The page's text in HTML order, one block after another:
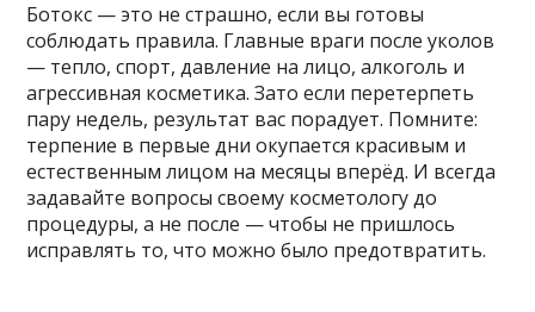
Ботокс — это не страшно, если вы готовы
соблюдать правила. Главные враги после уколов
— тепло, спорт, давление на лицо, алкоголь и
агрессивная косметика. Зато если перетерпеть
пару недель, результат вас порадует. Помните:
терпение в первые дни окупается красивым и
естественным лицом на месяцы вперёд. И всегда
задавайте вопросы своему косметологу до
процедуры, а не после — чтобы не пришлось
исправлять то, что можно было предотвратить.